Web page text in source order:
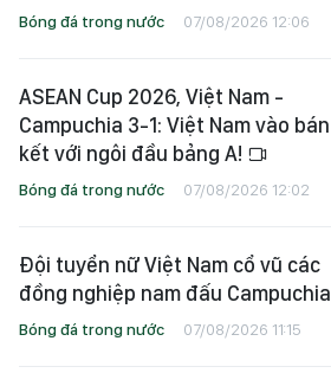
Bóng đá trong nước 07/08/2026 12:06
ASEAN Cup 2026, Việt Nam -
Campuchia 3-1: Việt Nam vào bán
kết với ngôi đầu bảng A!
Bóng đá trong nước 07/08/2026 12:02
Đội tuyển nữ Việt Nam cổ vũ các
đồng nghiệp nam đấu Campuchia
Bóng đá trong nước 07/08/2026 11:15